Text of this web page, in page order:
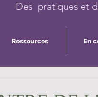
Des pratiques et
Ressources En